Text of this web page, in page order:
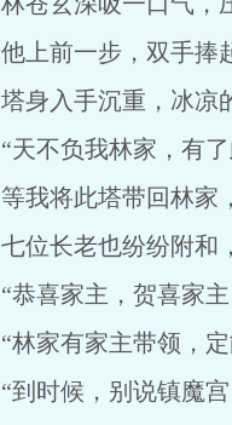
他上前一步，双手捧
塔身入手沉重，冰凉
“天不负我林家，有
等我将此塔带回林家
七位长老也纷纷附和
“恭喜家主，贺喜家主
“林家有家主带领，
“到时候，别说镇魔